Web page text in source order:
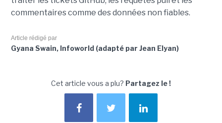
commentaires comme des données non fiables.
Article rédigé par
Gyana Swain, Infoworld (adapté par Jean Elyan)
Cet article vous a plu? Partagez le !